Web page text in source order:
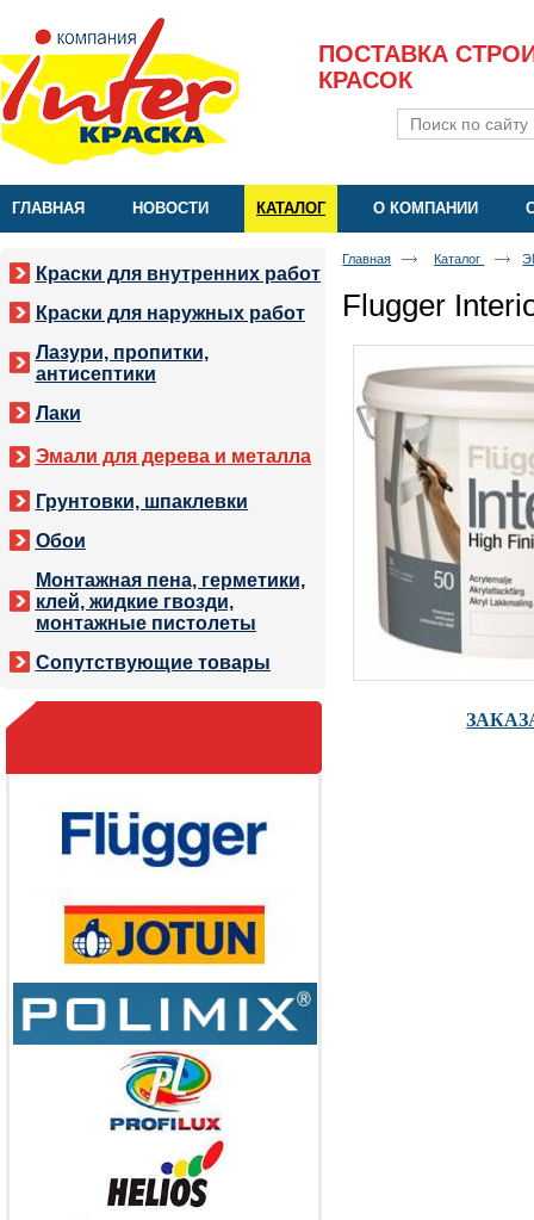
ПОСТАВКА
КРАСОК
ГЛАВНАЯ НОВОСТИ КАТАЛОГ О КОМПАНИИ
Краски для внутренних работ
Краски для наружных работ
Лазури, пропитки,
антисептики
Лаки
Эмали для дерева и металла
Грунтовки, шпаклевки
Обои
Монтажная пена, герметики,
клей, жидкие гвозди,
монтажные пистолеты
Сопутствующие товары
Главная Каталог
Flugger